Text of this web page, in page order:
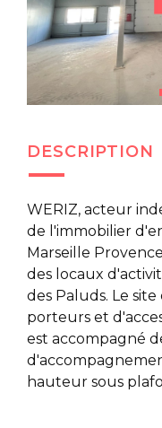
DESCRIPTION
WERIZ, acteur
de l'immobilier
Marseille
des locaux
des Paluds. Le
porteurs et
est accompagné
hauteur sous